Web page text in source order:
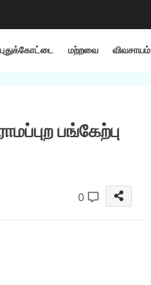
புதுக்கோட்டை மற்றவை விவசாயம்
பங்கேற்பு
0